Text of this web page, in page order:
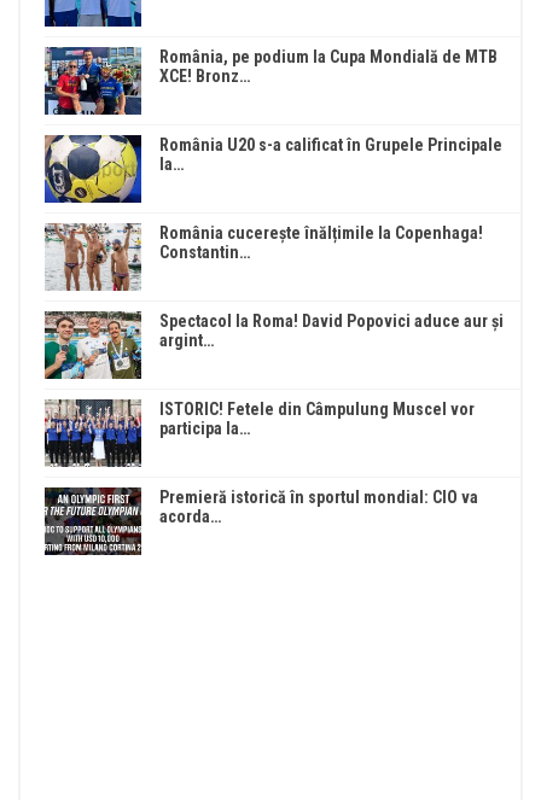
România, pe podium la Cupa Mondială de MTB
XCE! Bronz…
România U20 s-a calificat în Grupele Principale
la…
România cucerește înălțimile la Copenhaga!
Constantin…
Spectacol la Roma! David Popovici aduce aur și
argint…
ISTORIC! Fetele din Câmpulung Muscel vor
participa la…
Premieră istorică în sportul mondial: CIO va
acorda…